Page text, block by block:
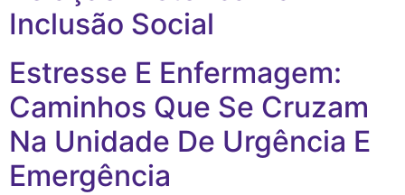
Inclusão Social
Estresse E Enfermagem:
Caminhos Que Se Cruzam
Na Unidade De Urgência E
Emergência